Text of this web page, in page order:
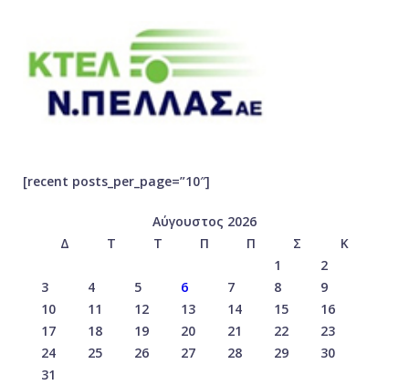
[recent posts_per_page=”10″]
Αύγουστος 2026
Δ
Τ Τ Π Π Σ
Κ
1
2
3
4 5 6 7 8
9
10
11 12 13 14 15
16
17
18 19 20 21 22
23
24
25 26 27 28 29
30
31